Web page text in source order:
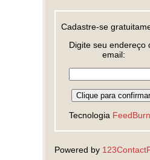
Cadastre-se
Digite seu endereço
email:
Tecnologia
Powered by